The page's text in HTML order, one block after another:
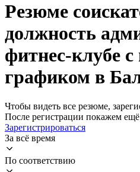
Резюме
должность
фитнес-клубе
графиком в
Чтобы видеть все резюме,
После регистрации покажем
Зарегистрироваться
За всё время
По соответствию